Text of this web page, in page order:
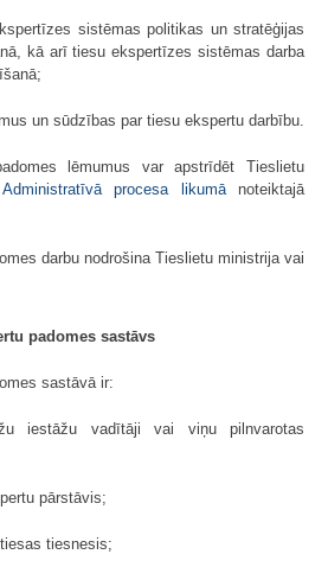
sistēmas politikas un stratēģijas
kā arī tiesu ekspertīzes sistēmas darba
un sūdzības par tiesu ekspertu darbību.
lēmumus var apstrīdēt Tieslietu
Administratīvā procesa likumānoteiktajā
darbu nodrošina Tieslietu ministrija vai
padomes sastāvs
sastāvā ir:
iestāžu vadītāji vai viņu pilnvarotas
pārstāvis;
tiesnesis;